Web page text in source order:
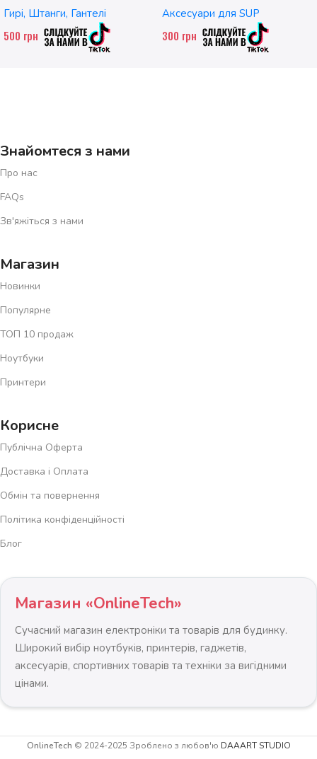
Гирі, Штанги, Гантелі
500 грн
Аксесуари для SUP
300 грн
Знайомтеся з нами
Про нас
FAQs
Зв'яжіться з нами
Магазин
Новинки
Популярне
ТОП 10 продаж
Ноутбуки
Принтери
Корисне
Публічна Оферта
Доставка і Оплата
Обмін та повернення
Політика конфіденційності
Блог
Магазин «OnlineTech»
Сучасний магазин електроніки та товарів для будинку.
Широкий вибір ноутбуків, принтерів, гаджетів,
аксесуарів, спортивних товарів та техніки за вигідними
цінами.
OnlineTech © 2024-2025 Зроблено з любов'ю DAAART STUDIO
Теплиця